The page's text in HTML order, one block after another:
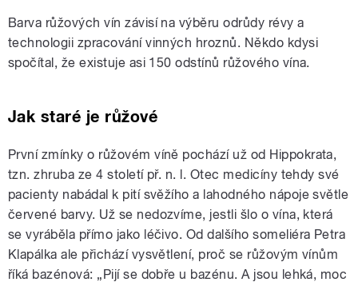
Barva růžových vín závisí na výběru odrůdy révy a
technologii zpracování vinných hroznů. Někdo kdysi
spočítal, že existuje asi 150 odstínů růžového vína.
Jak staré je růžové
První zmínky o růžovém víně pochází už od Hippokrata,
tzn. zhruba ze 4 století př. n. l. Otec medicíny tehdy své
pacienty nabádal k pití svěžího a lahodného nápoje světle
červené barvy. Už se nedozvíme, jestli šlo o vína, která
se vyráběla přímo jako léčivo. Od dalšího someliéra Petra
Klapálka ale přichází vysvětlení, proč se růžovým vínům
říká bazénová: „Pijí se dobře u bazénu. A jsou lehká, moc